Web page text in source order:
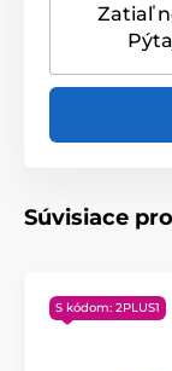
Zatiaľ
Súvisiace
S kódom: 2PLUS1